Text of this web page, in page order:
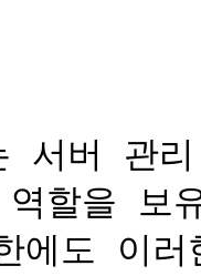
서버 관
할을 보
에도 이